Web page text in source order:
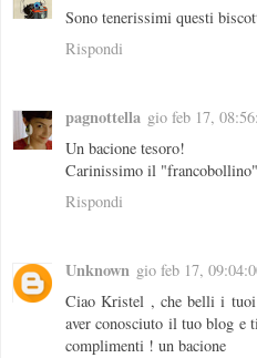
Sono tenerissimi questi
Rispondi
pagnottella gio feb 17,
Un bacione tesoro!
Carinissimo il
Rispondi
Unknown gio feb 17,
Ciao Kristel , che belli i
aver conosciuto il tuo blog e
complimenti ! un bacione